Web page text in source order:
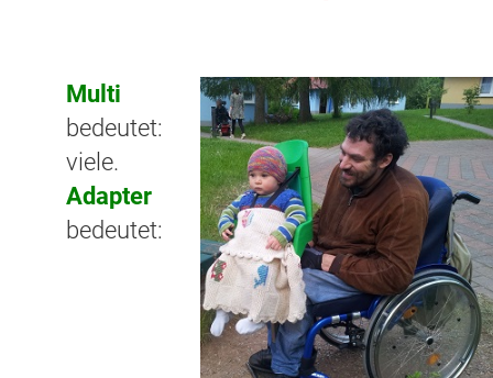
Multi
bedeutet:
viele.
Adapter
bedeutet: